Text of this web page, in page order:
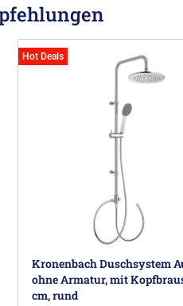
Hot Deals
Kronenbach Duschsystem
ohne Armatur, mit
cm, rund